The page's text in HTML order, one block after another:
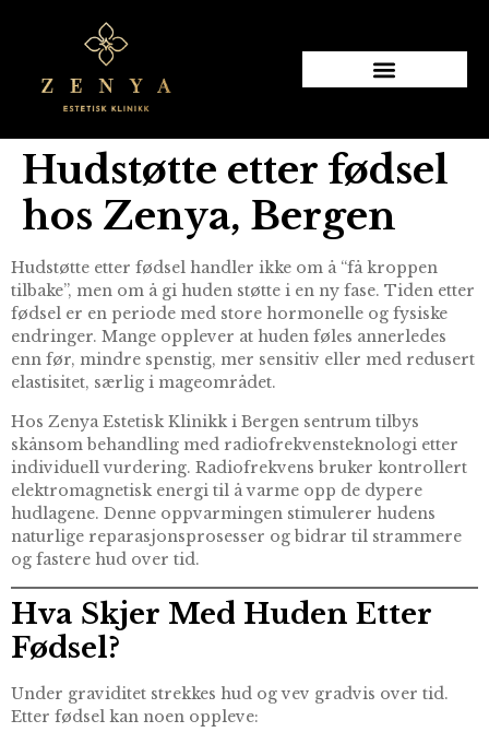
Hudstøtte etter fødsel
hos Zenya, Bergen
Hudstøtte etter fødsel handler ikke om å “få kroppen
tilbake”, men om å gi huden støtte i en ny fase. Tiden etter
fødsel er en periode med store hormonelle og fysiske
endringer. Mange opplever at huden føles annerledes
enn før, mindre spenstig, mer sensitiv eller med redusert
elastisitet, særlig i mageområdet.
Hos Zenya Estetisk Klinikk i Bergen sentrum tilbys
skånsom behandling med radiofrekvensteknologi etter
individuell vurdering. Radiofrekvens bruker kontrollert
elektromagnetisk energi til å varme opp de dypere
hudlagene. Denne oppvarmingen stimulerer hudens
naturlige reparasjonsprosesser og bidrar til strammere
og fastere hud over tid.
Hva Skjer Med Huden Etter
Fødsel?
Under graviditet strekkes hud og vev gradvis over tid.
Etter fødsel kan noen oppleve: